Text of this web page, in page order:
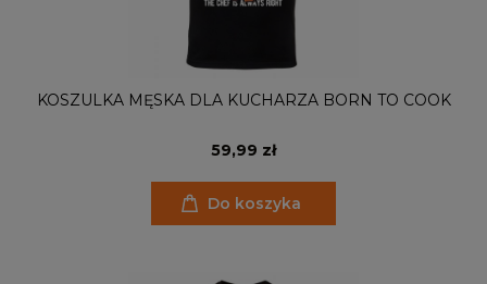
KOSZULKA MĘSKA DLA KUCHARZA BORN TO COOK
59,99 zł
Do koszyka